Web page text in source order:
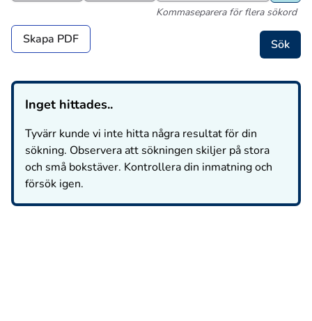
Kommaseparera för flera sökord
Skapa PDF
Inget hittades..
Tyvärr kunde vi inte hitta några resultat för din
sökning. Observera att sökningen skiljer på stora
och små bokstäver. Kontrollera din inmatning och
försök igen.